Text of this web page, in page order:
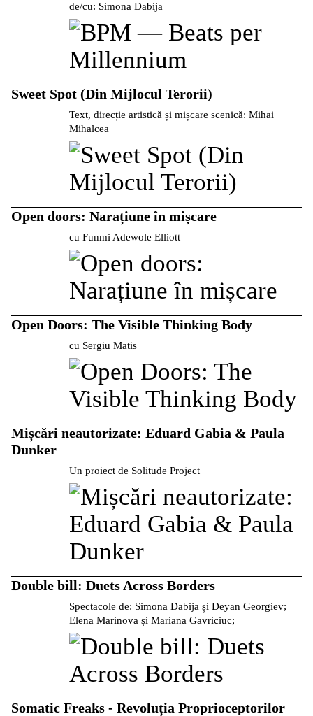
de/cu: Simona Dabija
Sweet Spot (Din Mijlocul Terorii)
Text, direcție artistică și mișcare scenică: Mihai
Mihalcea
Open doors: Narațiune în mișcare
cu Funmi Adewole Elliott
Open Doors: The Visible Thinking Body
cu Sergiu Matis
Mișcări neautorizate: Eduard Gabia & Paula
Dunker
Un proiect de Solitude Project
Double bill: Duets Across Borders
Spectacole de: Simona Dabija și Deyan Georgiev;
Elena Marinova și Mariana Gavriciuc;
Somatic Freaks - Revoluția Proprioceptorilor